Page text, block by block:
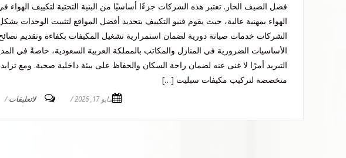
فصل الصيف الحار. تعتبر هذه الشركات جزءًا أساسيًا من البنية التحتية لتكييف
الهواء بمهنية عالية، حيث يقوم فنيو التكييف بتحديد أفضل المواقع لتثبيت الوحدات
الشركات خدمات صيانة دورية لضمان استمرارية تشغيل المكيفات بكفاءة وتقديم
الأساسيات الضرورية في المنازل والمكاتب بالمملكة العربية السعودية، خاصةً في
التبريد أمرًا لا غنى عنه لضمان راحة السكان والحفاظ على بيئة داخلية صحية. ومع
متخصصة لتركيب مكيفات سبليت […]
مايو 17, 2026 / لاتعليقات /